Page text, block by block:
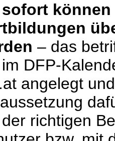
können
– das
DFP-
angelegt
richtigen